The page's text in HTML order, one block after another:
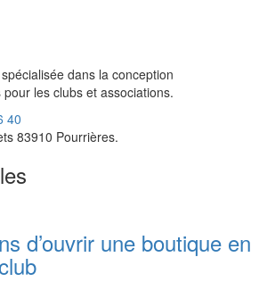
dans la conception
les clubs et associations.
40
83910 Pourrières.
d’ouvrir une boutique en